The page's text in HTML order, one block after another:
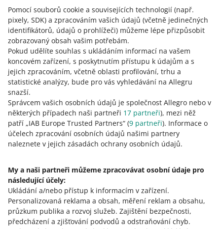
Pomocí souborů cookie a souvisejících technologií (např.
pixely, SDK) a zpracováním vašich údajů (včetně jedinečných
identifikátorů, údajů o prohlížeči) můžeme lépe přizpůsobit
zobrazovaný obsah vašim potřebám.
Pokud udělíte souhlas s ukládáním informací na vašem
koncovém zařízení, s poskytnutím přístupu k údajům a s
jejich zpracováním, včetně oblasti profilování, trhu a
statistické analýzy, bude pro vás vyhledávání na Allegru
snazší.
Správcem vašich osobních údajů je společnost Allegro nebo v
některých případech naši partneři 17 partneři), mezi něž
patří „IAB Europe Trusted Partners“ (9 partneři). Informace o
účelech zpracování osobních údajů našimi partnery
naleznete v jejich zásadách ochrany osobních údajů.
My a naši partneři můžeme zpracovávat osobní údaje pro
následující účely:
Ukládání a/nebo přístup k informacím v zařízení.
Personalizovaná reklama a obsah, měření reklam a obsahu,
průzkum publika a rozvoj služeb. Zajištění bezpečnosti,
předcházení a zjišťování podvodů a odstraňování chyb.
Tato stránka je dostupná i v jiných jazycích
o allegro.pl
polski
čeština
English
slovenčina
magyar
o allegro.cz
English
slovenčina
magyar
o allegro.sk